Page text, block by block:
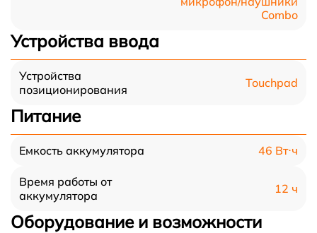
Combo
Устройства ввода
Устройства
позиционирования
Touchpad
Питание
Емкость аккумулятора 46 Вт⋅ч
Время работы от
аккумулятора
12 ч
Оборудование и возможности